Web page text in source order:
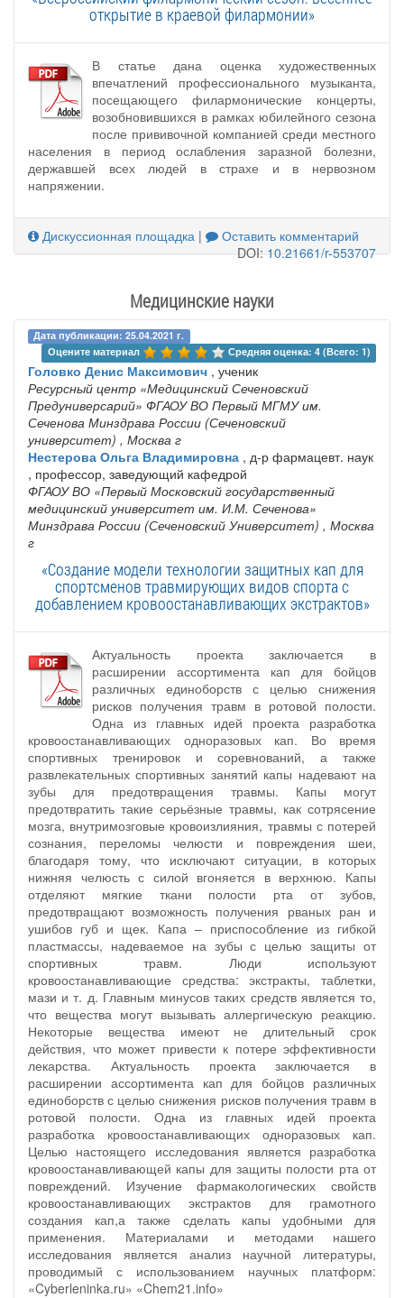
открытие в краевой филармонии»
В статье дана оценка художественных
впечатлений профессионального музыканта,
посещающего филармонические концерты,
возобновившихся в рамках юбилейного сезона
после прививочной компанией среди местного
населения в период ослабления заразной болезни,
державшей всех людей в страхе и в нервозном
напряжении.
Дискуссионная площадка |
Оставить комментарий
DOI:10.21661/r-553707
Медицинские науки
Дата публикации: 25.04.2021 г.
Оцените материал
Средняя оценка: 4 (Всего: 1)
Головко Денис Максимович , ученик
Ресурсный центр «Медицинский Сеченовский
Предуниверсарий» ФГАОУ ВО Первый МГМУ им.
Сеченова Минздрава России (Сеченовский
университет) , Москва г
Нестерова Ольга Владимировна , д-р фармацевт. наук
, профессор, заведующий кафедрой
ФГАОУ ВО «Первый Московский государственный
медицинский университет им. И.М. Сеченова»
Минздрава России (Сеченовский Университет) , Москва
г
«Создание модели технологии защитных кап для
спортсменов травмирующих видов спорта с
добавлением кровоостанавливающих экстрактов»
Актуальность проекта заключается в
расширении ассортимента кап для бойцов
различных единоборств с целью снижения
рисков получения травм в ротовой полости.
Одна из главных идей проекта разработка
кровоостанавливающих одноразовых кап. Во время
спортивных тренировок и соревнований, а также
развлекательных спортивных занятий капы надевают на
зубы для предотвращения травмы. Капы могут
предотвратить такие серьёзные травмы, как сотрясение
мозга, внутримозговые кровоизлияния, травмы с потерей
сознания, переломы челюсти и повреждения шеи,
благодаря тому, что исключают ситуации, в которых
нижняя челюсть с силой вгоняется в верхнюю. Капы
отделяют мягкие ткани полости рта от зубов,
предотвращают возможность получения рваных ран и
ушибов губ и щек. Капа – приспособление из гибкой
пластмассы, надеваемое на зубы с целью защиты от
спортивных травм. Люди используют
кровоостанавливающие средства: экстракты, таблетки,
мази и т. д. Главным минусов таких средств является то,
что вещества могут вызывать аллергическую реакцию.
Некоторые вещества имеют не длительный срок
действия, что может привести к потере эффективности
лекарства. Актуальность проекта заключается в
расширении ассортимента кап для бойцов различных
единоборств с целью снижения рисков получения травм в
ротовой полости. Одна из главных идей проекта
разработка кровоостанавливающих одноразовых кап.
Целью настоящего исследования является разработка
кровоостанавливающей капы для защиты полости рта от
повреждений. Изучение фармакологических свойств
кровоостанавливающих экстрактов для грамотного
создания кап,а также сделать капы удобными для
применения. Материалами и методами нашего
исследования является анализ научной литературы,
проводимый с использованием научных платформ:
«Cyberleninka.ru» «Chem21.info»